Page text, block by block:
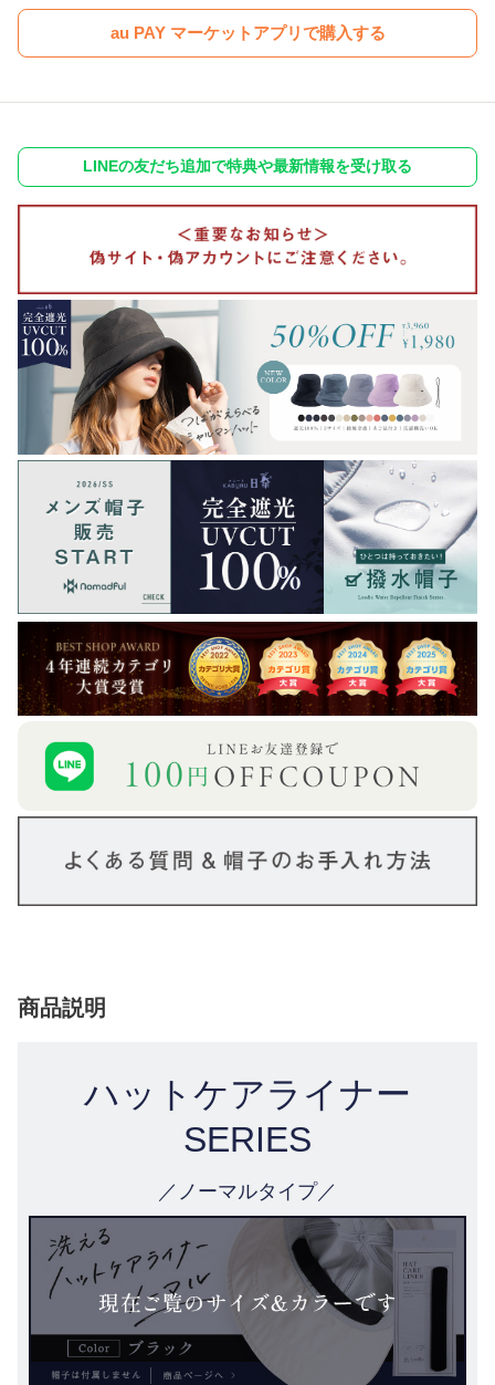
au PAY マーケットアプリで購入する
LINEの友だち追加で特典や最新情報を受け取る
商品説明
ハットケアライナー
SERIES
／ノーマルタイプ／